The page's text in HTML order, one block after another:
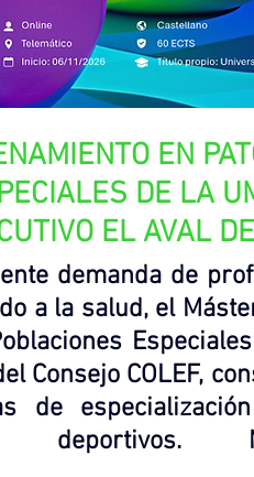
EN
DE LA
EL AVAL
demanda de
a la salud, el
Consejo COLEF,
de